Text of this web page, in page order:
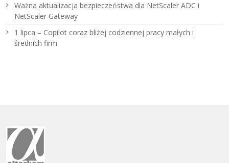
Ważna aktualizacja bezpieczeństwa dla NetScaler ADC i
NetScaler Gateway
1 lipca – Copilot coraz bliżej codziennej pracy małych i
średnich firm